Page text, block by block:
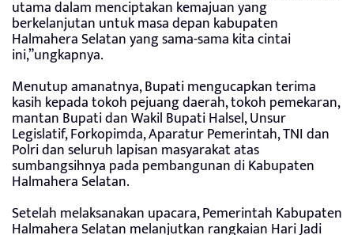
utama dalam menciptakan kemajuan yang
berkelanjutan untuk masa depan kabupaten
Halmahera Selatan yang sama-sama kita cintai
ini,”ungkapnya.
Menutup amanatnya, Bupati mengucapkan terima
kasih kepada tokoh pejuang daerah, tokoh pemekaran,
mantan Bupati dan Wakil Bupati Halsel, Unsur
Legislatif, Forkopimda, Aparatur Pemerintah, TNI dan
Polri dan seluruh lapisan masyarakat atas
sumbangsihnya pada pembangunan di Kabupaten
Halmahera Selatan.
Setelah melaksanakan upacara, Pemerintah Kabupaten
Halmahera Selatan melanjutkan rangkaian Hari Jadi